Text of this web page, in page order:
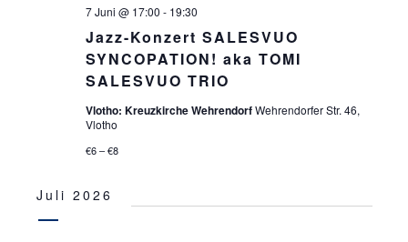
Jazz-Konzert SALESVUO
SYNCOPATION! aka TOMI
SALESVUO TRIO
7 Juni @ 17:00 - 19:30
Vlotho: Kreuzkirche WehrendorfWehrendorfer Str. 46,
Vlotho
€6 – €8
Juli 2026